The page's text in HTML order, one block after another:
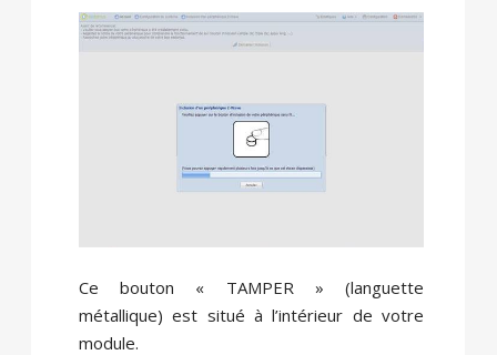
Ce bouton « TAMPER » (languette
métallique) est situé à l’intérieur de votre
module.